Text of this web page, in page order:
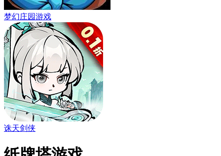
梦幻庄园游戏
诛天剑侠